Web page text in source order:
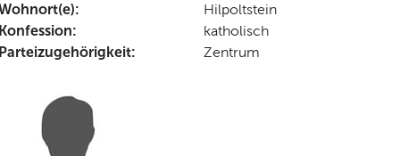
Hilpoltstein
katholisch
Zentrum